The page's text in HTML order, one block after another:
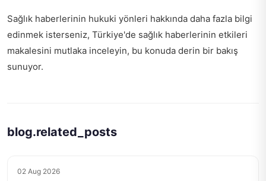
Sağlık haberlerinin hukuki yönleri hakkında daha fazla bilgi
edinmek isterseniz, Türkiye'de sağlık haberlerinin etkileri
makalesini mutlaka inceleyin, bu konuda derin bir bakış
sunuyor.
blog.related_posts
02 Aug 2026